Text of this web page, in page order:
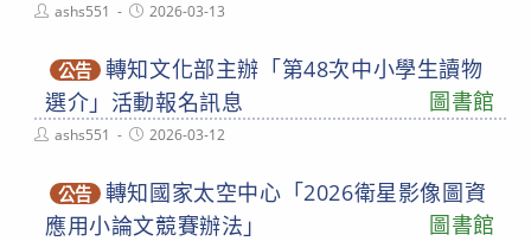
Postashs551
Post2026-03-13
公告 轉知文化部主辦「第48次中小學生讀物
選介」活動報名訊息
圖書館
Postashs551
Post2026-03-12
公告 轉知國家太空中心「2026衛星影像圖資
應用小論文競賽辦法」
圖書館